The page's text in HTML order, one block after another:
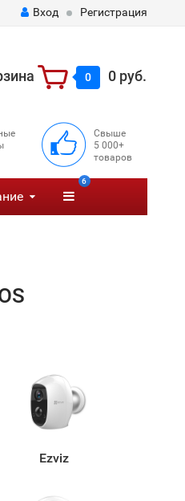
Вход Регистрация
0 0 руб.
Свыше
5 000+
товаров
6
Ezviz